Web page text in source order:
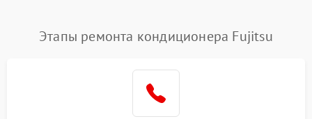
Неисправность
2000 ₽ Подробнее →
1500 ₽
Этапы ремонта кондиционера Fujitsu